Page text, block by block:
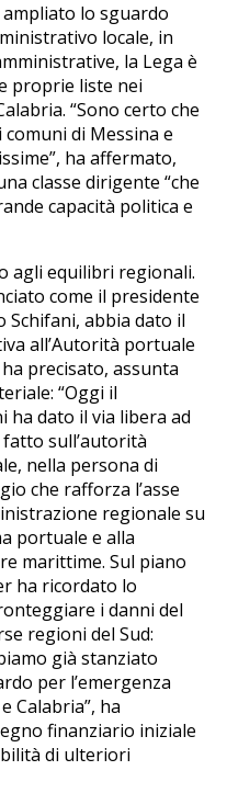
lo sguardo
locale, in
la Lega è
proprie liste nei
“Sono certo che
di Messina e
ha affermato,
classe dirigente “che
capacità politica e
agli equilibri regionali.
come il presidente
Schifani, abbia dato il
all’Autorità portuale
precisato, assunta
“Oggi il
ha dato il via libera ad
sull’autorità
nella persona di
che rafforza l’asse
regionale su
portuale e alla
marittime. Sul piano
ha ricordato lo
i danni del
regioni del Sud:
già stanziato
per l’emergenza
Calabria”, ha
finanziario iniziale
di ulteriori